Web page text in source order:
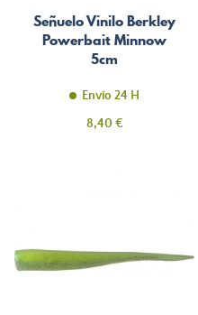
Señuelo Vinilo Berkley
Powerbait Minnow
5cm
Envío 24 H
Precio
8,40 €